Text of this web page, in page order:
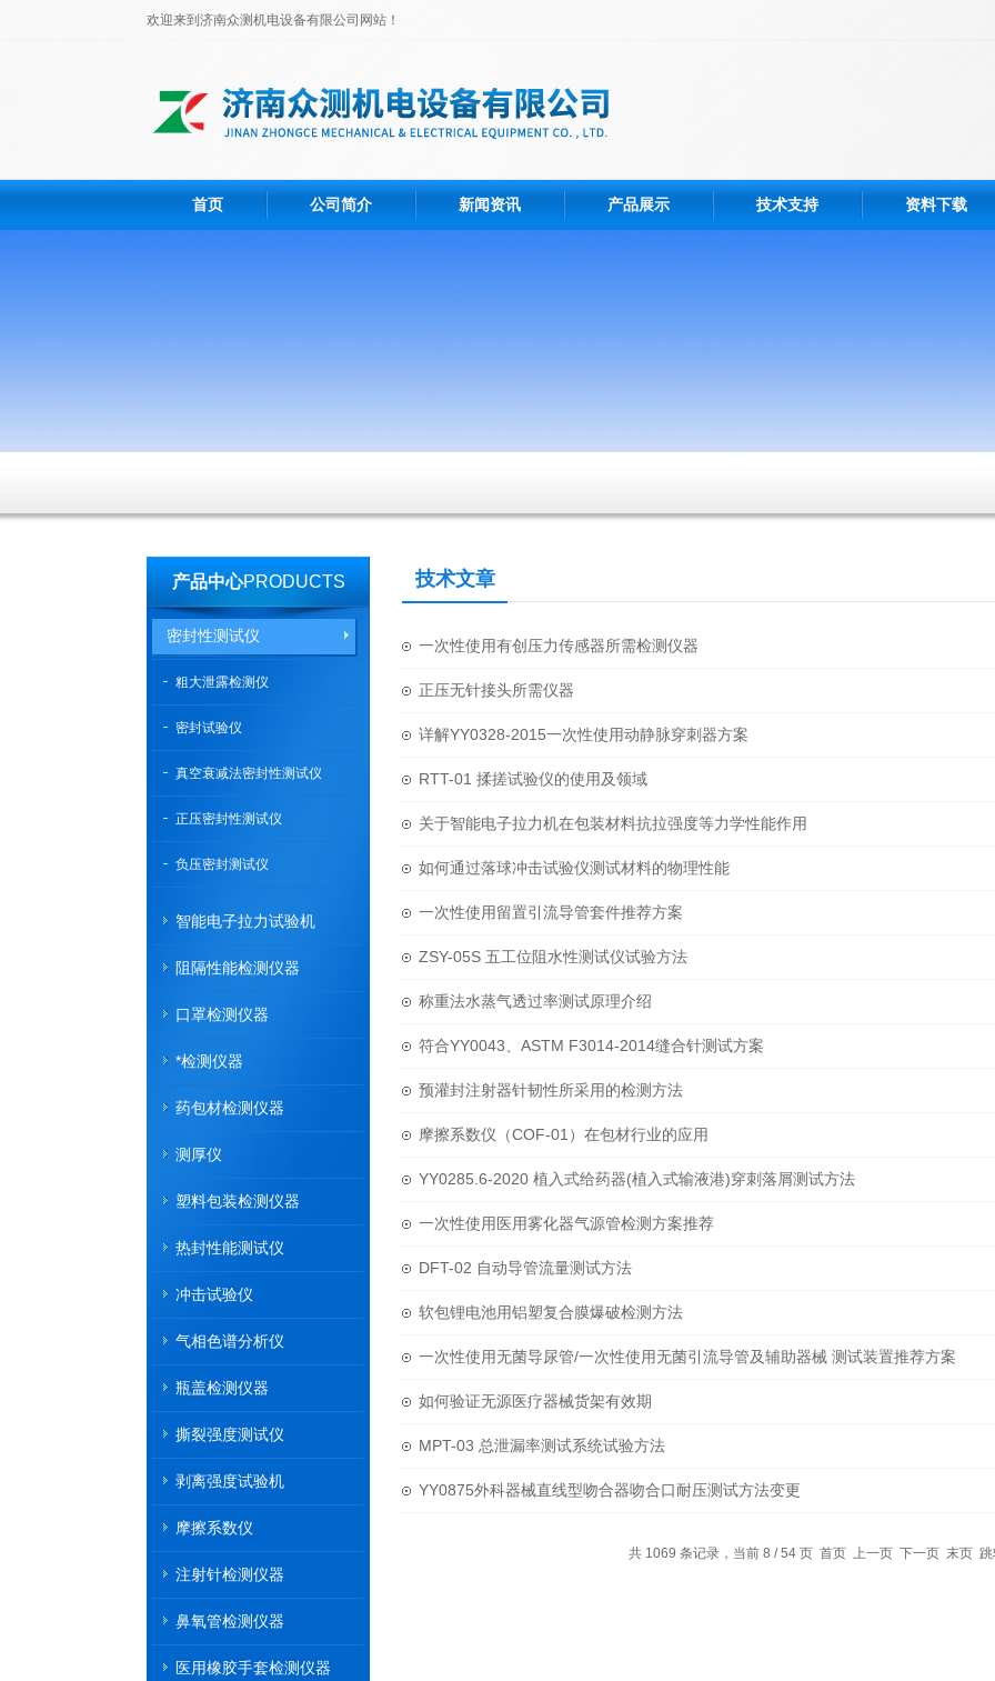
欢迎来到济南众测机电设备有限公司网站！
首页 公司简介 新闻资讯 产品展示 技术支持 资料下载
产品中心PRODUCTS
密封性测试仪
粗大泄露检测仪
密封试验仪
真空衰减法密封性测试仪
正压密封性测试仪
负压密封测试仪
智能电子拉力试验机
阻隔性能检测仪器
口罩检测仪器
*检测仪器
药包材检测仪器
测厚仪
塑料包装检测仪器
热封性能测试仪
冲击试验仪
气相色谱分析仪
瓶盖检测仪器
撕裂强度测试仪
剥离强度试验机
摩擦系数仪
注射针检测仪器
鼻氧管检测仪器
医用橡胶手套检测仪器
技术文章
一次性使用有创压力传感器所需检测仪器
正压无针接头所需仪器
详解YY0328-2015一次性使用动静脉穿刺器方案
RTT-01 揉搓试验仪的使用及领域
关于智能电子拉力机在包装材料抗拉强度等力学性能作用
如何通过落球冲击试验仪测试材料的物理性能
一次性使用留置引流导管套件推荐方案
ZSY-05S 五工位阻水性测试仪试验方法
称重法水蒸气透过率测试原理介绍
符合YY0043、ASTM F3014-2014缝合针测试方案
预灌封注射器针韧性所采用的检测方法
摩擦系数仪（COF-01）在包材行业的应用
YY0285.6-2020 植入式给药器(植入式输液港)穿刺落屑测试方法
一次性使用医用雾化器气源管检测方案推荐
DFT-02 自动导管流量测试方法
软包锂电池用铝塑复合膜爆破检测方法
一次性使用无菌导尿管/一次性使用无菌引流导管及辅助器械 测试装置推荐方案
如何验证无源医疗器械货架有效期
MPT-03 总泄漏率测试系统试验方法
YY0875外科器械直线型吻合器吻合口耐压测试方法变更
共 1069 条记录，当前 8 / 54 页 首页 上一页 下一页 末页跳